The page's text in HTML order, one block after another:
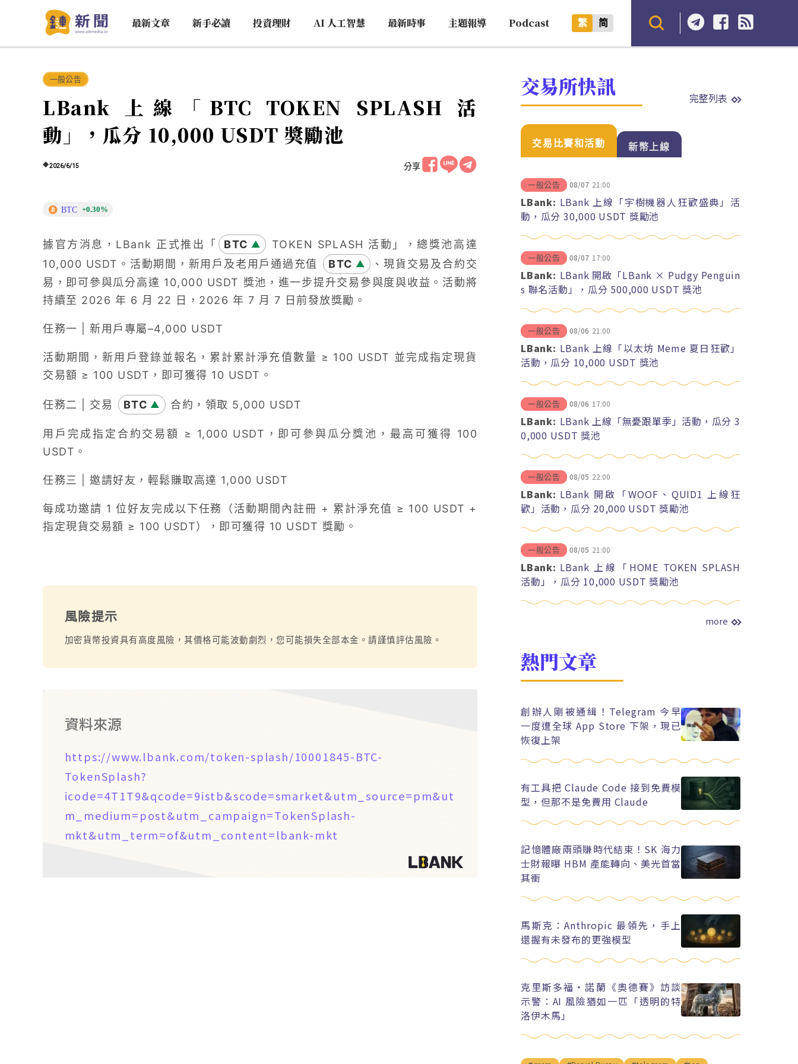
最新文章 新手必讀 投資理財 AI 人工智慧 最新時事 主題報導 Podcast 繁 简
一般公告
LBank 上線「BTC TOKEN SPLASH 活
動」，瓜分 10,000 USDT 獎勵池
2026/6/15 分享
BTC +0.30%
據官方消息，LBank 正式推出「 BTC ▲
TOKEN SPLASH 活動」，總獎池高達
10,000 USDT。活動期間，新用戶及老用戶通過充值
BTC ▲
、現貨交易及合約交
易，即可參與瓜分高達 10,000 USDT 獎池，進一步提升交易參與度與收益。活動將
持續至 2026 年 6 月 22 日，2026 年 7 月 7 日前發放獎勵。
任務一 | 新用戶專屬–4,000 USDT
活動期間，新用戶登錄並報名，累計累計淨充值數量 ≥ 100 USDT 並完成指定現貨
交易額 ≥ 100 USDT，即可獲得 10 USDT。
任務二 | 交易 BTC ▲ 合約，領取 5,000 USDT
用戶完成指定合約交易額 ≥ 1,000 USDT，即可參與瓜分獎池，最高可獲得 100
USDT。
任務三 | 邀請好友，輕鬆賺取高達 1,000 USDT
每成功邀請 1 位好友完成以下任務（活動期間內註冊 + 累計淨充值 ≥ 100 USDT +
指定現貨交易額 ≥ 100 USDT），即可獲得 10 USDT 獎勵。
風險提示
加密貨幣投資具有高度風險，其價格可能波動劇烈，您可能損失全部本金。請謹慎評估風險。
資料來源
https://www.lbank.com/token-splash/10001845-BTC-
TokenSplash?
icode=4T1T9&qcode=9istb&scode=smarket&utm_source=pm&ut
m_medium=post&utm_campaign=TokenSplash-
mkt&utm_term=of&utm_content=lbank-mkt
交易所快訊 完整列表
交易比賽和活動 新幣上線
一般公告 08/07 21:00
LBank: LBank 上線「宇樹機器人狂歡盛典」活
動，瓜分 30,000 USDT 獎勵池
一般公告 08/07 17:00
LBank: LBank 開啟「LBank × Pudgy Penguin
s 聯名活動」，瓜分 500,000 USDT 獎池
一般公告 08/06 21:00
LBank: LBank 上線「以太坊 Meme 夏日狂歡」
活動，瓜分 10,000 USDT 獎池
一般公告 08/06 17:00
LBank: LBank 上線「無憂跟單季」活動，瓜分 3
0,000 USDT 獎池
一般公告 08/05 22:00
LBank: LBank 開啟「WOOF、QUID1 上線狂
歡」活動，瓜分 20,000 USDT 獎勵池
一般公告 08/05 21:00
LBank: LBank 上線「HOME TOKEN SPLASH
活動」，瓜分 10,000 USDT 獎勵池
more
熱門文章
創辦人剛被通緝！Telegram 今早
一度遭全球 App Store 下架，現已
恢復上架
有工具把 Claude Code 接到免費模
型，但那不是免費用 Claude
記憶體廠兩頭賺時代結束！SK 海力
士財報曝 HBM 產能轉向、美光首當
其衝
馬斯克：Anthropic 最領先，手上
還握有未發布的更強模型
克里斯多福・諾蘭《奧德賽》訪談
示警：AI 風險猶如一匹「透明的特
洛伊木馬」